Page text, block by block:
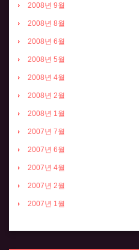
2008년 9월
2008년 8월
2008년 6월
2008년 5월
2008년 4월
2008년 2월
2008년 1월
2007년 7월
2007년 6월
2007년 4월
2007년 2월
2007년 1월